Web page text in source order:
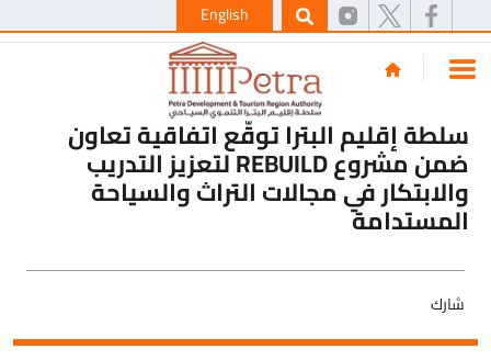
English
سلطة إقليم البترا توقّع اتفاقية تعاون
ضمن مشروع REBUILD لتعزيز التدريب
والابتكار في مجالات التراث والسياحة
المستدامة
شارك